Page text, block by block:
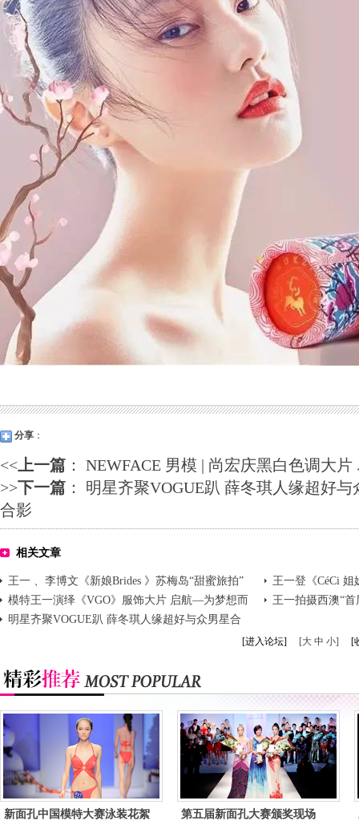
分享 ：
<<上一篇 ： NEWFACE 男模 | 尚宏庆黑白色调大
>>下一篇 ： 明星齐聚VOGUE趴 薛冬琪人缘超好与
合影
相关文章
王一 、李博文《新娘Brides 》苏梅岛“甜蜜旅拍”
王一登《CéCi
模特王一演绎《VGO》服饰大片 启航—为梦想而
战!
王一拍摄西澳“
明星齐聚VOGUE趴 薛冬琪人缘超好与众男星合
[进入论坛] [大 中 小] [
新面孔中国模特大赛泳装花絮 第五届新面孔大赛颁奖现场